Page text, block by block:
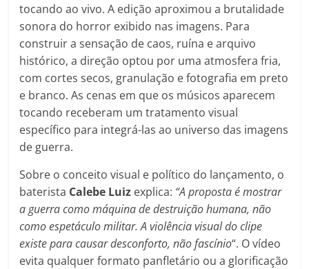
tocando ao vivo. A edição aproximou a brutalidade
sonora do horror exibido nas imagens. Para
construir a sensação de caos, ruína e arquivo
histórico, a direção optou por uma atmosfera fria,
com cortes secos, granulação e fotografia em preto
e branco. As cenas em que os músicos aparecem
tocando receberam um tratamento visual
específico para integrá-las ao universo das imagens
de guerra.
Sobre o conceito visual e político do lançamento, o
baterista Calebe Luiz explica: “A proposta é mostrar
a guerra como máquina de destruição humana, não
como espetáculo militar. A violência visual do clipe
existe para causar desconforto, não fascínio“. O vídeo
evita qualquer formato panfletário ou a glorificação